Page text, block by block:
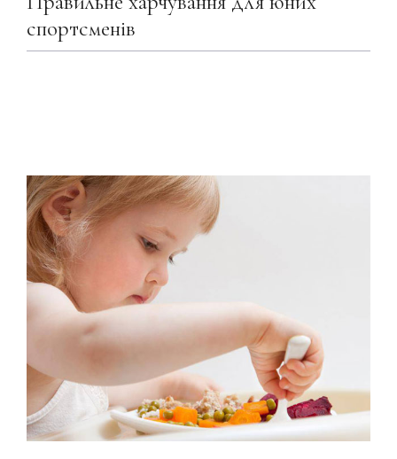
спортсменів